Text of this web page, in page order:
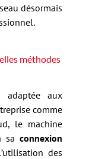
désormais
méthodes
aux
comme
le machine
sa connexion
des